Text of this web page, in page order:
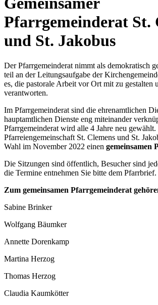
Pfarrgemeinderat St.
und St. Jakobus
Der Pfarrgemeinderat nimmt als demokratisch
teil an der Leitungsaufgabe der
es, die pastorale Arbeit vor Ort mit zu gestalten
verantworten.
Im Pfarrgemeinderat sind die ehrenamtlichen
hauptamtlichen Dienste eng miteinander
Pfarrgemeinderat wird alle 4 Jahre neu
Pfarreiengemeinschaft St. Clemens und St.
Wahl im November 2022 einen gemeinsamen
Die Sitzungen sind öffentlich, Besucher sind
die Termine entnehmen Sie bitte dem Pfarrbrief.
Zum gemeinsamen Pfarrgemeinderat
Sabine Brinker
Wolfgang Bäumker
Annette Dorenkamp
Martina Herzog
Thomas Herzog
Claudia Kaumkötter